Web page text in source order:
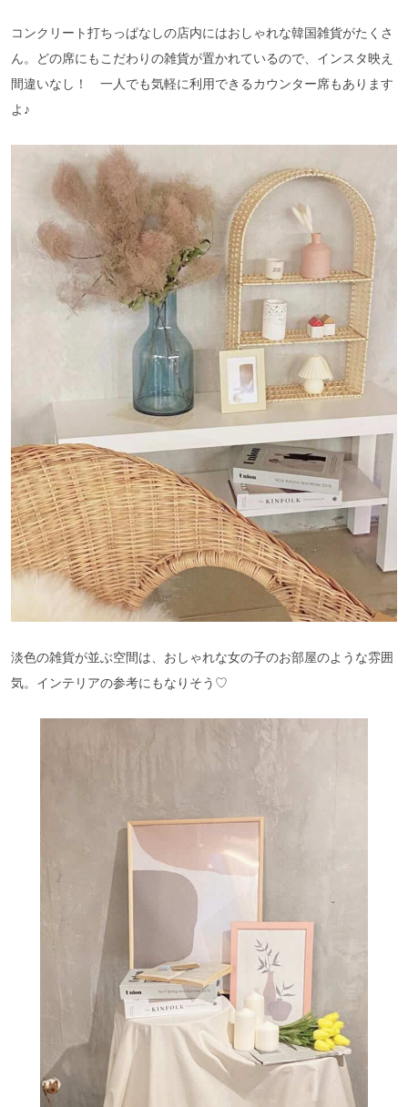
コンクリート打ちっぱなしの店内にはおしゃれな韓国雑貨がたくさ
ん。どの席にもこだわりの雑貨が置かれているので、インスタ映え
間違いなし！ 一人でも気軽に利用できるカウンター席もあります
よ♪
淡色の雑貨が並ぶ空間は、おしゃれな女の子のお部屋のような雰囲
気。インテリアの参考にもなりそう♡